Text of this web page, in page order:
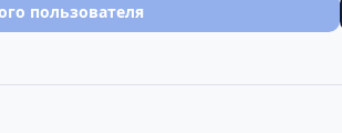
пользователя